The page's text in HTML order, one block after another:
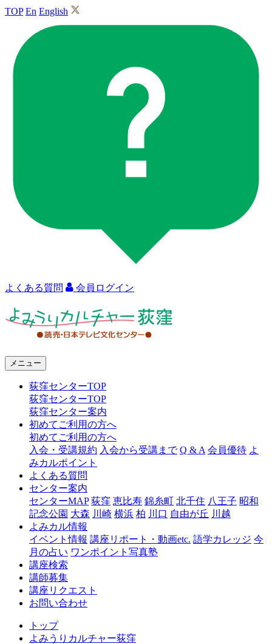
TOP En English
よくある質問 会員ログイン
ャ
窪
メニュー
荻窪センターTOP
荻窪センターTOP
荻窪センター案内
初めてご利用の方へ
初めてご利用の方へ
入会・受講規約 入会から受講まで Q & A 会員優待 よ
みカルポイント
よくある質問
センター案内
センターMAP 荻窪 恵比寿 錦糸町 北千住 八王子 昭和
記念公園 大森 川崎 横浜 柏 川口 自由が丘 川越
よみカル情報
イベント情報 講座リポート・動画etc. 語学カレッジ 今
月の占い ワンポイント写真塾
講座検索
講師募集
講座リクエスト
お問い合わせ
トップ
よみうりカルチャー荻窪